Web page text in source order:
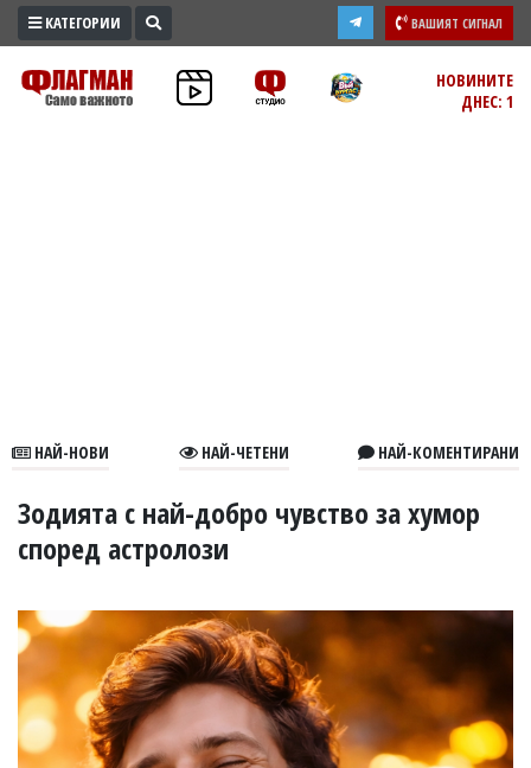
ПРОМО
ЗОНА
В
УКРАЙНА
РАЗСЛЕДВАНЕ
БИЗНЕС
Управители:
КАТЕГОРИИ ВАШИЯТ СИГНАЛ
НОВИНИТЕ
ДНЕС: 1
НАЙ-НОВИ НАЙ-ЧЕТЕНИ НАЙ-КОМЕНТИРАНИ
Зодията с най-добро чувство за хумор
според астролози